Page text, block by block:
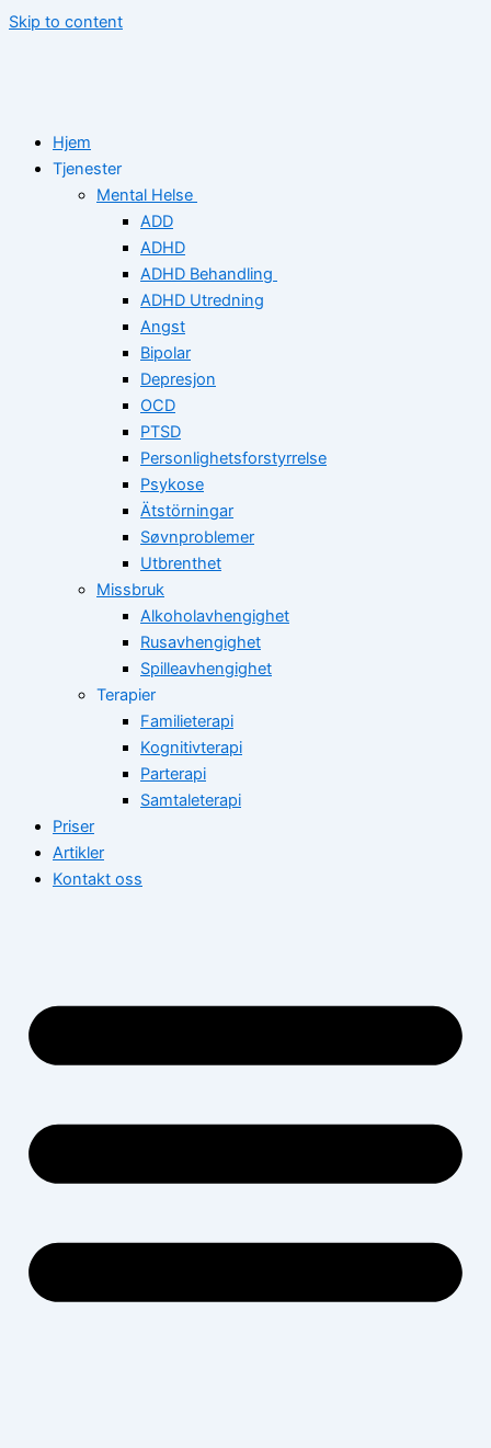
Skip to content
Hjem
Tjenester
Mental Helse
ADD
ADHD
ADHD Behandling
ADHD Utredning
Angst
Bipolar
Depresjon
OCD
PTSD
Personlighetsforstyrrelse
Psykose
Ätstörningar
Søvnproblemer
Utbrenthet
Missbruk
Alkoholavhengighet
Rusavhengighet
Spilleavhengighet
Terapier
Familieterapi
Kognitivterapi
Parterapi
Samtaleterapi
Priser
Artikler
Kontakt oss